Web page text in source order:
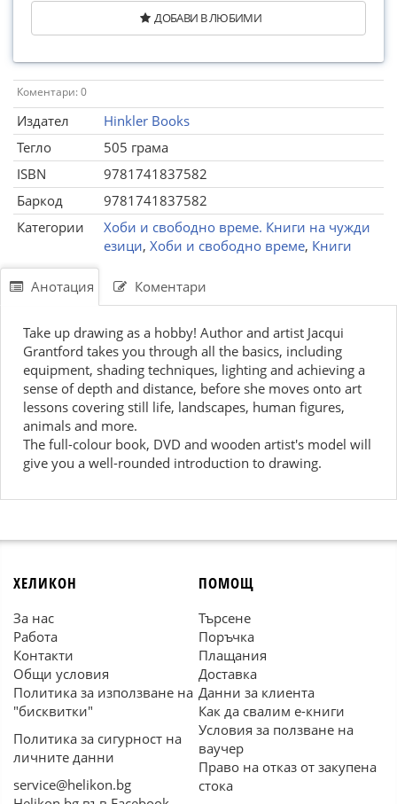
ДОБАВИ В ЛЮБИМИ
Коментари: 0
Издател
Hinkler Books
Тегло
505 грама
ISBN
9781741837582
Баркод
9781741837582
Категории
Хоби и свободно време. Книги на чужди
езици, Хоби и свободно време, Книги
Анотация Коментари
Take up drawing as a hobby! Author and artist Jacqui
Grantford takes you through all the basics, including
equipment, shading techniques, lighting and achieving a
sense of depth and distance, before she moves onto art
lessons covering still life, landscapes, human figures,
animals and more.
The full-colour book, DVD and wooden artist's model will
give you a well-rounded introduction to drawing.
ХЕЛИКОН
За нас
Работа
Контакти
Общи условия
Политика за използване на
"бисквитки"
Политика за сигурност на
личните данни
service@helikon.bg
ПОМОЩ
Търсене
Поръчка
Плащания
Доставка
Данни за клиента
Как да свалим е-книги
Условия за ползване на
ваучер
Право на отказ от закупена
стока